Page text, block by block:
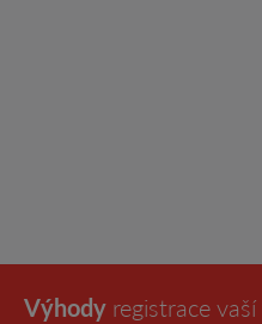
Výhody registrace